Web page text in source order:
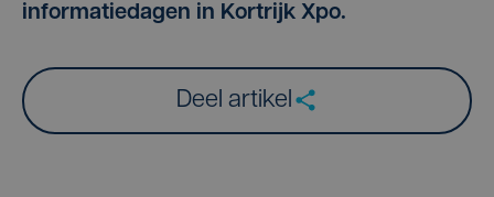
informatiedagen in Kortrijk Xpo.
Deel artikel